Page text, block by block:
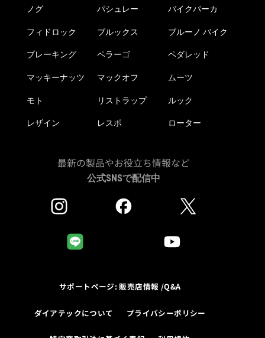
ノグ パシュレー バイクパーカ
フィドロック ブルックス ブルーノ バイク
ブレーキング ペラーゴ ペダレッド
マッキーナッツ マックオフ ムーツ
モト リストラップ ルック
レザイン レスポ ローター
最新の製品やお役立ち情報など
公式SNSで配信中
サポートページ: 販売店情報 /Q&A
ダイアテックについて プライバシーポリシー